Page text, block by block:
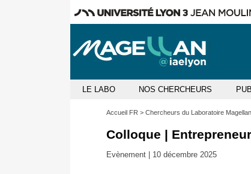
LE LABO NOS CHERCHEURS
Accueil FR Chercheurs du Laboratoire
Colloque |
Evènement | 10 décembre 2025